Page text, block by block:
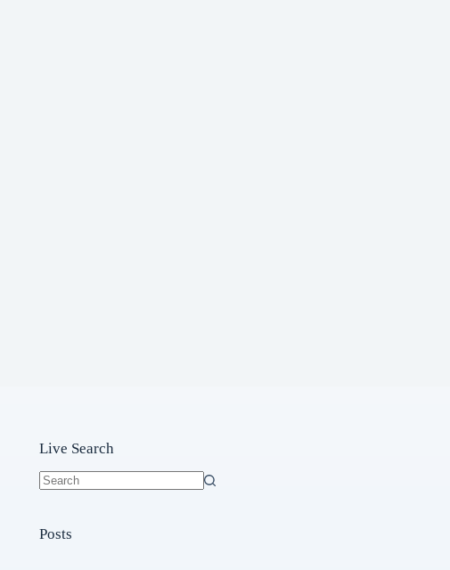
Live Search
Posts